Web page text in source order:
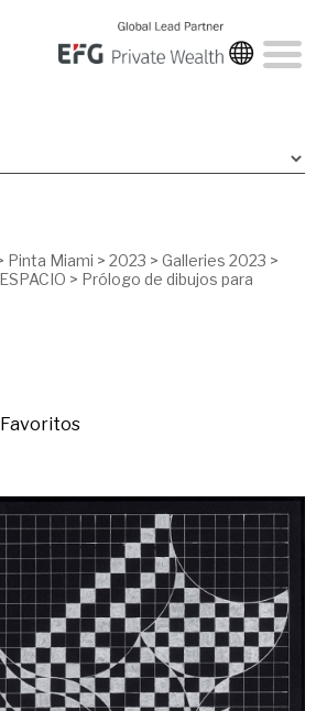
Pinta Miami > 2023 > Galleries 2023 >
> Prólogo de dibujos para